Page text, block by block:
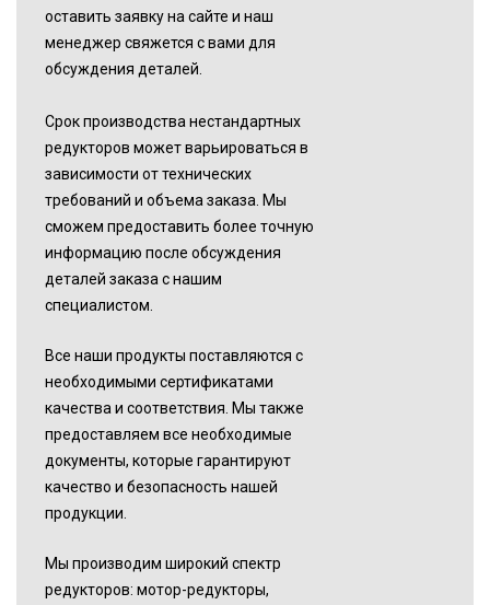
оставить заявку на сайте и наш
менеджер свяжется с вами для
обсуждения деталей.
Срок производства нестандартных
редукторов может варьироваться в
зависимости от технических
требований и объема заказа. Мы
сможем предоставить более точную
информацию после обсуждения
деталей заказа с нашим
специалистом.
Все наши продукты поставляются с
необходимыми сертификатами
качества и соответствия. Мы также
предоставляем все необходимые
документы, которые гарантируют
качество и безопасность нашей
продукции.
Мы производим широкий спектр
редукторов: мотор-редукторы,